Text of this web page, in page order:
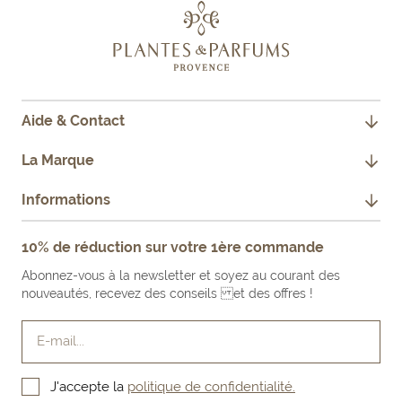
Aide & Contact
CONTACTEZ-NOUS
FAQ
FAIRE UN RETOUR PRODUIT
La Marque
NOTRE HISTOIRE
NOS ENGAGEMENTS
LE BLOG
Informations
10% de réduction sur votre 1ère commande
Abonnez-vous à la newsletter et soyez au courant des
nouveautés, recevez des conseils et des offres !
E-mail...
J'accepte la politique de confidentialité.